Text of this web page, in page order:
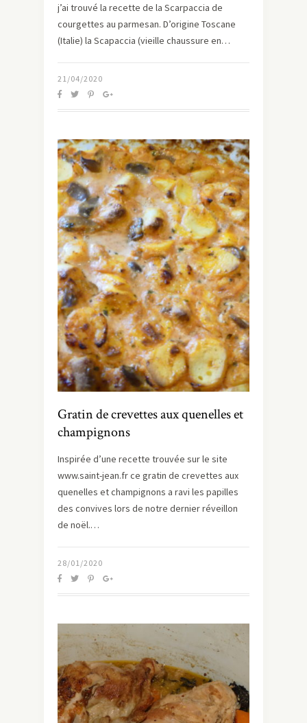
j’ai trouvé la recette de la Scarpaccia de
courgettes au parmesan. D’origine Toscane
(Italie) la Scapaccia (vieille chaussure en…
21/04/2020
Gratin de crevettes aux quenelles et
champignons
Inspirée d’une recette trouvée sur le site
www.saint-jean.fr ce gratin de crevettes aux
quenelles et champignons a ravi les papilles
des convives lors de notre dernier réveillon
de noël.…
28/01/2020